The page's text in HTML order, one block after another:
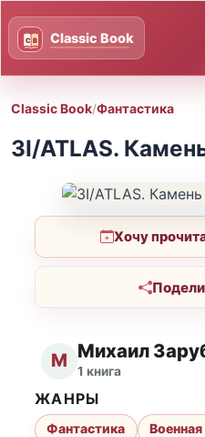
Classic Book/Фантастика
3I/ATLAS.
Хочу
М Михаил
1 книга
ЖАНРЫ
Фантастика